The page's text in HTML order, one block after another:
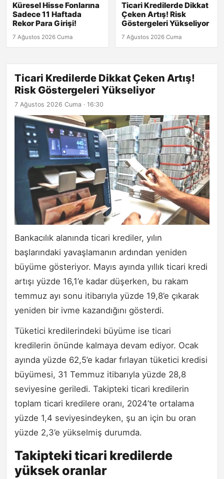
Küresel Hisse Fonlarına
Sadece 11 Haftada
Rekor Para Girişi!
7 Ağustos 2026 Cuma
Ticari Kredilerde Dikkat
Çeken Artış! Risk
Göstergeleri Yükseliyor
7 Ağustos 2026 Cuma
Ticari Kredilerde Dikkat Çeken Artış!
Risk Göstergeleri Yükseliyor
7 Ağustos 2026 Cuma · 16:30
Bankacılık alanında ticari krediler, yılın
başlarındaki yavaşlamanın ardından yeniden
büyüme gösteriyor. Mayıs ayında yıllık ticari kredi
artışı yüzde 16,1’e kadar düşerken, bu rakam
temmuz ayı sonu itibarıyla yüzde 19,8’e çıkarak
yeniden bir ivme kazandığını gösterdi.
Tüketici kredilerindeki büyüme ise ticari
kredilerin önünde kalmaya devam ediyor. Ocak
ayında yüzde 62,5’e kadar fırlayan tüketici kredisi
büyümesi, 31 Temmuz itibarıyla yüzde 28,8
seviyesine geriledi. Takipteki ticari kredilerin
toplam ticari kredilere oranı, 2024’te ortalama
yüzde 1,4 seviyesindeyken, şu an için bu oran
yüzde 2,3’e yükselmiş durumda.
Takipteki ticari kredilerde
yüksek oranlar